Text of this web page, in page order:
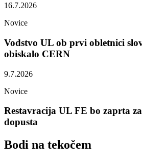
16.7.2026
Novice
Vodstvo UL ob prvi obletnici
obiskalo CERN
9.7.2026
Novice
Restavracija UL FE bo zaprta
dopusta
Bodi na tekočem